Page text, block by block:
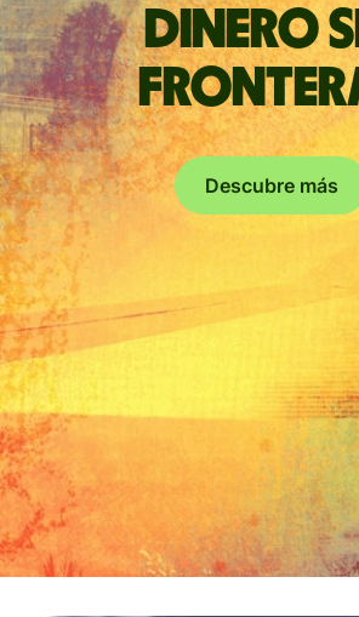
Dinero
Descubre más